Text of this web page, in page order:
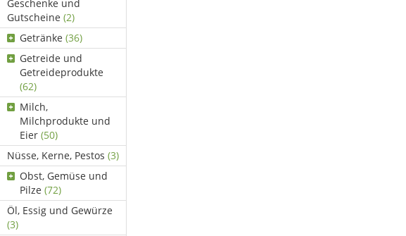
Geschenke und
Gutscheine (2)
Getränke (36)
Getreide und
Getreideprodukte
(62)
Milch,
Milchprodukte und
Eier (50)
Nüsse, Kerne, Pestos (3)
Obst, Gemüse und
Pilze (72)
Öl, Essig und Gewürze
(3)